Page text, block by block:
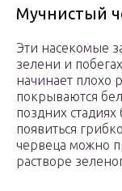
Мучнистый
Эти насекомые
зелени и
начинает плохо
покрываются
поздних
появиться
червеца можно
растворе